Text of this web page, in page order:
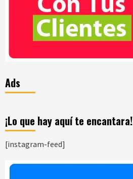
Ads
¡Lo que hay aquí te encantara!
[instagram-feed]